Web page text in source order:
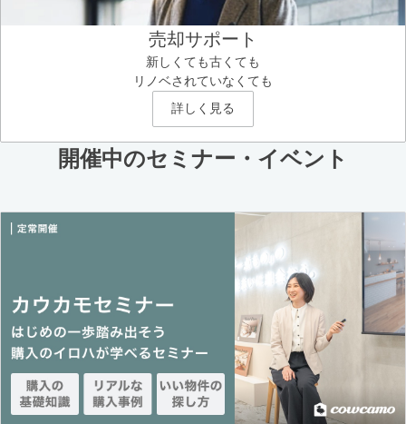
売却サポート
新しくても古くても
リノベされていなくても
詳しく見る
開催中のセミナー・イベント